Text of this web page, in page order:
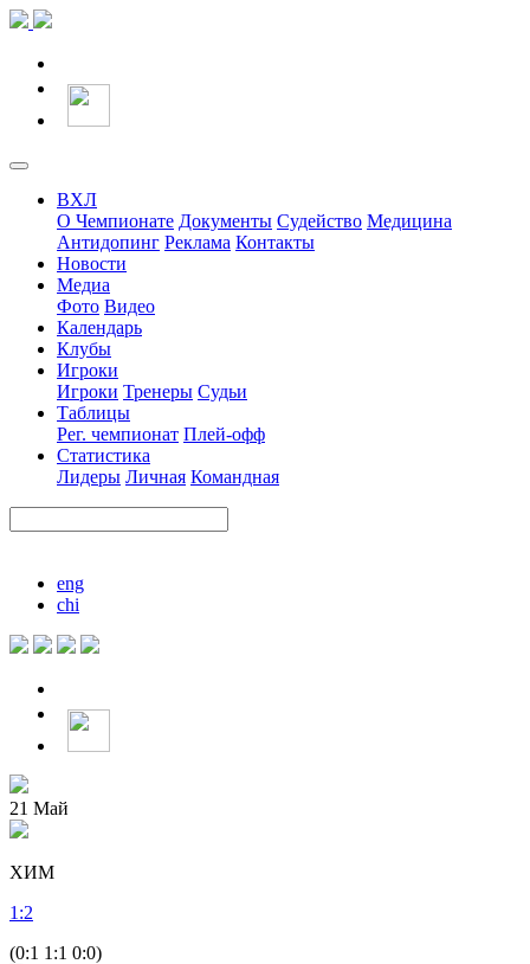
ВХЛ
О Чемпионате Документы Судейство Медицина
Антидопинг Реклама Контакты
Новости
Медиа
Фото Видео
Календарь
Клубы
Игроки
Игроки Тренеры Судьи
Таблицы
Рег. чемпионат Плей-офф
Статистика
Лидеры Личная Командная
eng
chi
21 Май
ХИМ
1 :2
(0:1 1:1 0:0)